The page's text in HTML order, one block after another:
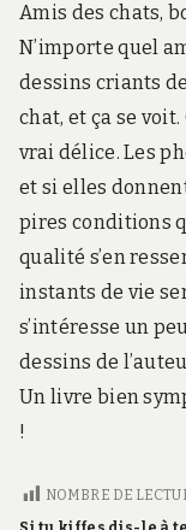
Amis des chats,
N’importe quel
dessins criants
chat, et ça se
vrai délice. Les
et si elles
pires conditions
qualité s’en
instants de vie
s’intéresse un
dessins de
Un livre bien
!
NOMBRE DE